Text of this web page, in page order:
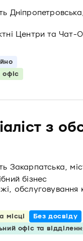
Центри та Чат-
офіс
з
Закарпатська,
бізнес
обслуговування
місці
Без досвіду
офіс та